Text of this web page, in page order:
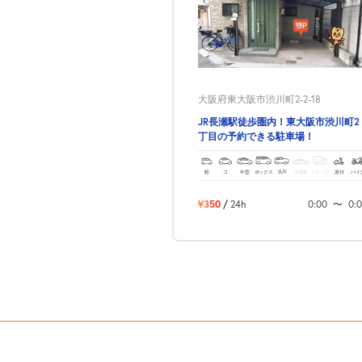
大阪府東大阪市渋川町2-2-18
JR長瀬駅徒歩圏内！東大阪市渋川町2
丁目の予約できる駐車場！
軽 コ 中型 ボックス SUV トラック 原付 バイ
¥350 / 24h 0:00 〜